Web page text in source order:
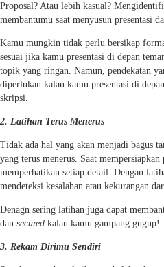
Proposal? Atau lebih kasual?
membantumu saat menyusun presentasi
Kamu mungkin tidak perlu bersikap
sesuai jika kamu presentasi di depan
topik yang ringan. Namun, pendekatan
diperlukan kalau kamu presentasi di
skripsi.
2. Latihan Terus Menerus
Tidak ada hal yang akan menjadi bagus
yang terus menerus. Saat mempersiapkan
memperhatikan setiap detail. Dengan
mendeteksi kesalahan atau kekurangan
Denagn sering latihan juga dapat
dan secured kalau kamu gampang gugup!
3. Rekam Dirimu Sendiri